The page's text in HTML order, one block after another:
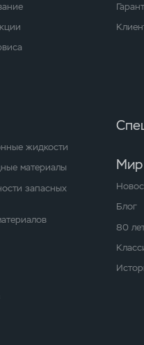
жидкости
материалы
запасных
Блог
80